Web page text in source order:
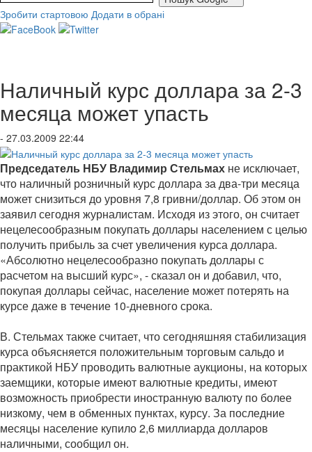
Зробити стартовою Додати в обрані
Наличный курс доллара за 2-3
месяца может упасть
- 27.03.2009 22:44
Председатель НБУ Владимир Стельмах не исключает,
что наличный розничный курс доллара за два-три месяца
может снизиться до уровня 7,8 гривни/доллар. Об этом он
заявил сегодня журналистам. Исходя из этого, он считает
нецелесообразным покупать доллары населением с целью
получить прибыль за счет увеличения курса доллара.
«Абсолютно нецелесообразно покупать доллары с
расчетом на высший курс», - сказал он и добавил, что,
покупая доллары сейчас, население может потерять на
курсе даже в течение 10-дневного срока.
В. Стельмах также считает, что сегодняшняя стабилизация
курса объясняется положительным торговым сальдо и
практикой НБУ проводить валютные аукционы, на которых
заемщики, которые имеют валютные кредиты, имеют
возможность приобрести иностранную валюту по более
низкому, чем в обменных пунктах, курсу. За последние
месяцы население купило 2,6 миллиарда долларов
наличными, сообщил он.